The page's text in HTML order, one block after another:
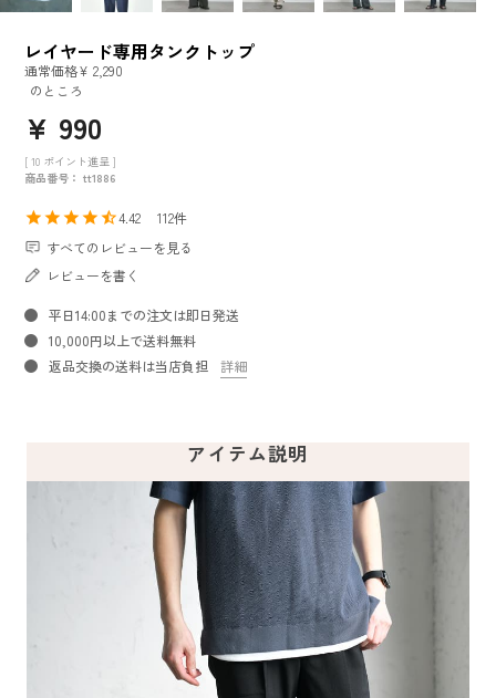
レイヤード専用タンクトップ
通常価格¥ 2,290
のところ
¥ 990
[ 10 ポイント進呈 ]
商品番号
tt1886
4.42
112
すべてのレビューを見る
レビューを書く
平日14:00までの注文は即日発送
10,000円以上で送料無料
返品交換の送料は当店負担
詳細
アイテム説明